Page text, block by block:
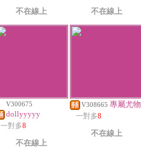
不在線上 不在線上
V300675
dollyyyyy
一對多8
不在線上
V308665 專屬尤物
一對多8
不在線上